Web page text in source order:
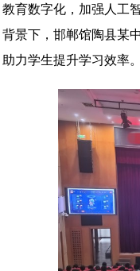
教育数字化，加强人工
背景下，邯郸馆陶县某
助力学生提升学习效率。